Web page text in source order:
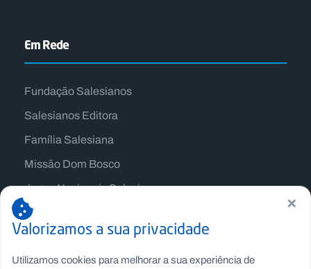
Em Rede
Fundação Salesianos
Salesianos Editora
Família Salesiana
Missão Dom Bosco
Jogos Nacionais Salesianos
×
Valorizamos a sua privacidade
Utilizamos cookies para melhorar a sua experiência de